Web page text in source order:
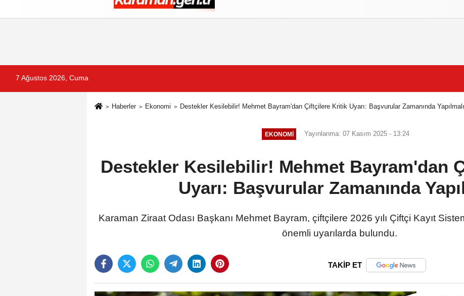
Künye İletişim Çerez Politikası
7 Ağustos 2026, Cuma
Haberler Ekonomi Destekler Kesilebilir! Mehmet Bayram'dan Çiftçilere Kritik Uyarı: Başvurular Zamanında Yapılmalı
EKONOMI Yayınlanma: 07 Kasım 2025 - 13:24
Destekler Kesilebilir! Mehmet Bayram'dan
Uyarı: Başvurular Zamanında
Karaman Ziraat Odası Başkanı Mehmet Bayram, çiftçilere 2026 yılı Çiftçi Kayıt
önemli uyarılarda bulundu.
TAKİP ET